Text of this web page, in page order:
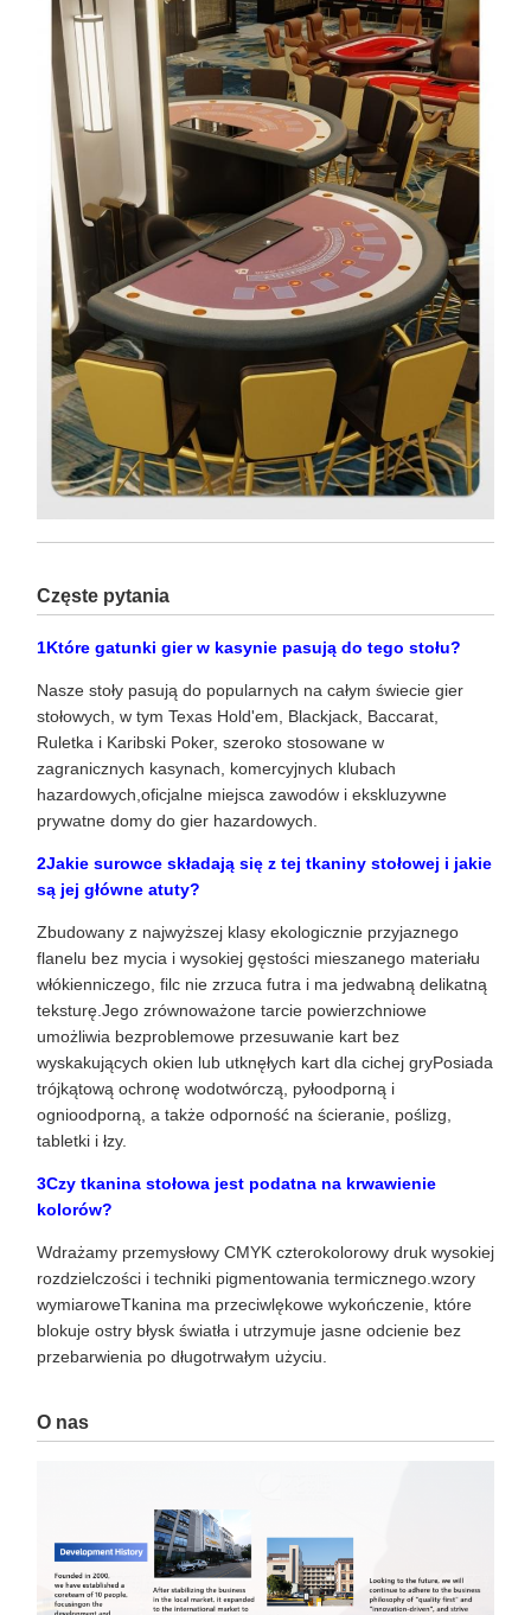
Częste pytania
1Które gatunki gier w kasynie pasują do tego stołu?
Nasze stoły pasują do popularnych na całym świecie gier
stołowych, w tym Texas Hold'em, Blackjack, Baccarat,
Ruletka i Karibski Poker, szeroko stosowane w
zagranicznych kasynach, komercyjnych klubach
hazardowych,oficjalne miejsca zawodów i ekskluzywne
prywatne domy do gier hazardowych.
2Jakie surowce składają się z tej tkaniny stołowej i jakie
są jej główne atuty?
Zbudowany z najwyższej klasy ekologicznie przyjaznego
flanelu bez mycia i wysokiej gęstości mieszanego materiału
włókienniczego, filc nie zrzuca futra i ma jedwabną delikatną
teksturę.Jego zrównoważone tarcie powierzchniowe
umożliwia bezproblemowe przesuwanie kart bez
wyskakujących okien lub utknęłych kart dla cichej gryPosiada
trójkątową ochronę wodotwórczą, pyłoodporną i
ognioodporną, a także odporność na ścieranie, poślizg,
tabletki i łzy.
3Czy tkanina stołowa jest podatna na krwawienie
kolorów?
Wdrażamy przemysłowy CMYK czterokolorowy druk wysokiej
rozdzielczości i techniki pigmentowania termicznego.wzory
wymiaroweTkanina ma przeciwlękowe wykończenie, które
blokuje ostry błysk światła i utrzymuje jasne odcienie bez
przebarwienia po długotrwałym użyciu.
O nas